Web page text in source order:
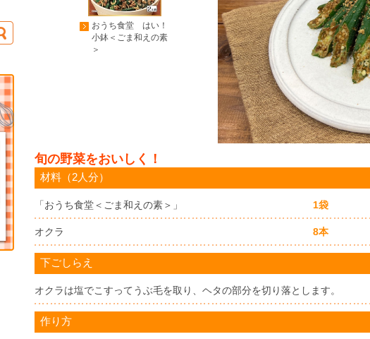
おうち食堂 はい！
小鉢＜ごま和えの素
＞
旬の野菜をおいしく！
材料（2人分）
「おうち食堂＜ごま和えの素＞」 1袋
オクラ 8本
下ごしらえ
オクラは塩でこすってうぶ毛を取り、ヘタの部分を切り落とします。
作り方